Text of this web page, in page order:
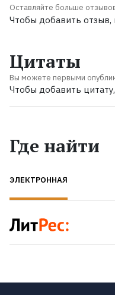
Оставляйте больше
Чтобы добавить
Цитаты
Вы можете первыми
Чтобы добавить
Где найти
ЭЛЕКТРОННАЯ